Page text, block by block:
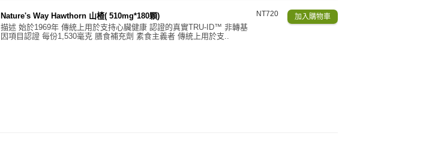
NT720
Nature's Way Hawthorn 山楂( 510mg*180顆)
描述 始於1969年 傳統上用於支持心臟健康 認證的真實TRU-ID™ 非轉基
因項目認證 每份1,530毫克 膳食補充劑 素食主義者 傳統上用於支..